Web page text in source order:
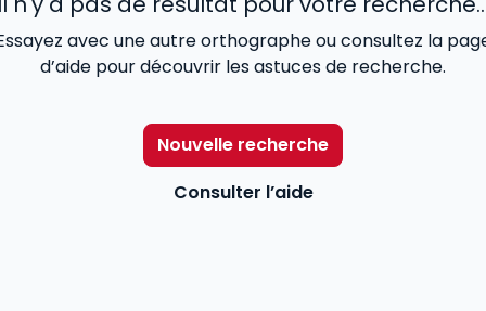
avec une autre orthographe ou consultez la
d’aide pour découvrir les astuces de recherche.
Nouvelle recherche
Consulter l’aide